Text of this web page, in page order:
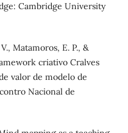
Cambridge University
Matamoros, E. P., &
criativo Cralves
valor de modelo de
Nacional de